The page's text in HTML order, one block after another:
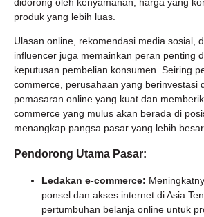
produk yang lebih luas.
Ulasan online, rekomendasi media sosial,
influencer juga memainkan peran penting
keputusan pembelian konsumen. Seiring
commerce, perusahaan yang berinvestasi
pemasaran online yang kuat dan
commerce yang mulus akan berada di
menangkap pangsa pasar yang lebih besar.
Pendorong Utama Pasar:
Ledakan e-commerce:
ponsel dan akses internet di Asia
pertumbuhan belanja online untuk